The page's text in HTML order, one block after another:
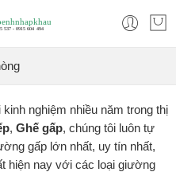
kinh nghiệm nhiều năm trong thị
, Ghế gấp, chúng tôi luôn tự
gấp lớn nhất, uy tín nhất,
hiện nay với các loại giường